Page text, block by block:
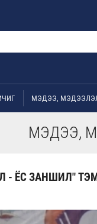
МЭДЭЭ,
МЭДЭЭ,
- ЁС ЗАНШИЛ"